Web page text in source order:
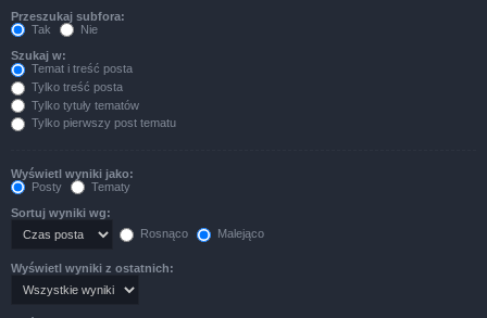
Przeszukaj subfora:
Tak
Nie
Szukaj w:
Temat i treść posta
Tylko treść posta
Tylko tytuły tematów
Tylko pierwszy post tematu
Wyświetl wyniki jako:
Posty
Tematy
Sortuj wyniki wg:
Rosnąco
Malejąco
Wyświetl wyniki z ostatnich: